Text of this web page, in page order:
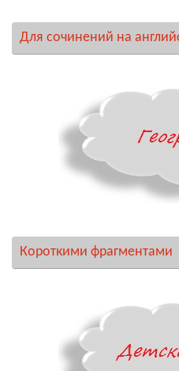
Для сочинений на
Короткими фрагментами